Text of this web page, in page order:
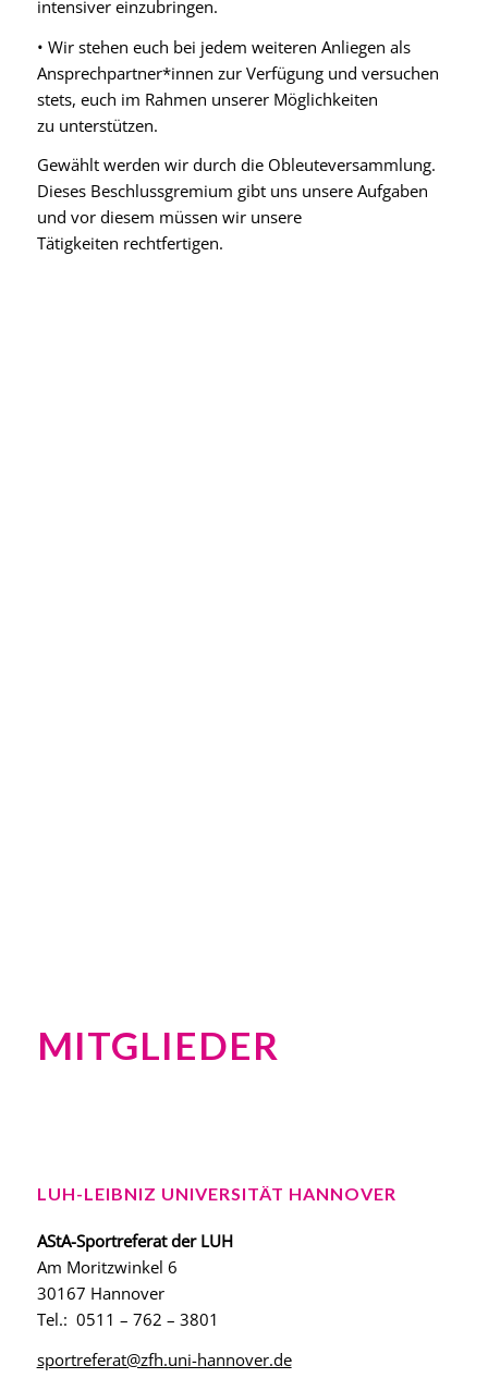
intensiver einzubringen.
• Wir stehen euch bei jedem weiteren Anliegen als
Ansprechpartner*innen zur Verfügung und versuchen
stets, euch im Rahmen unserer Möglichkeiten
zu unterstützen.
Gewählt werden wir durch die Obleuteversammlung.
Dieses Beschlussgremium gibt uns unsere Aufgaben
und vor diesem müssen wir unsere
Tätigkeiten rechtfertigen.
MITGLIEDER
LUH-LEIBNIZ UNIVERSITÄT HANNOVER
AStA-Sportreferat der LUH
Am Moritzwinkel 6
30167 Hannover
Tel.: 0511 – 762 – 3801
sportreferat@zfh.uni-hannover.de